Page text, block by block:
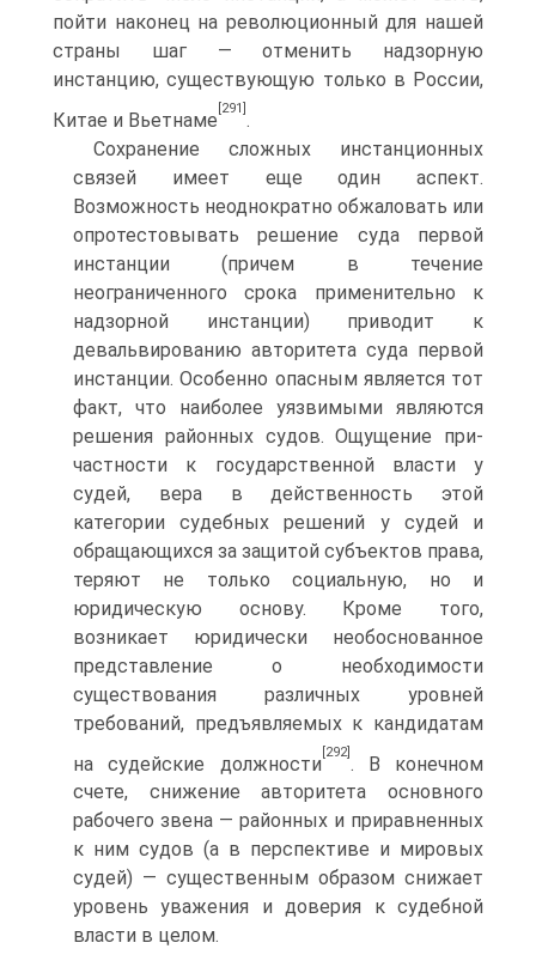
пойти наконец на революционный для нашей
страны шаг — отменить надзорную
инстанцию, существующую только в России,
Китае и Вьетнаме
[291]
.
Сохранение сложных инстанционных
связей имеет еще один аспект.
Возможность неоднократно обжаловать или
опротестовывать решение суда первой
инстанции (причем в течение
неограниченного срока приме­нительно к
надзорной инстанции) приводит к
девальвированию автори­тета суда первой
инстанции. Особенно опасным является тот
факт, что наиболее уязвимыми являются
решения районных судов. Ощущение при­
частности к государственной власти у
судей, вера в действенность этой
категории судебных решений у судей и
обращающихся за защитой субъ­ектов права,
теряют не только социальную, но и
юридическую основу. Кроме того,
возникает юридически необоснованное
представление о не­обходимости
существования различных уровней
требований, предъявля­емых к кандидатам
на судейские должности
[292]
. В конечном
счете, сниже­ние авторитета основного
рабочего звена — районных и приравненных
к ним судов (а в перспективе и мировых
судей) — существенным образом снижает
уровень уважения и доверия к судебной
власти в целом.